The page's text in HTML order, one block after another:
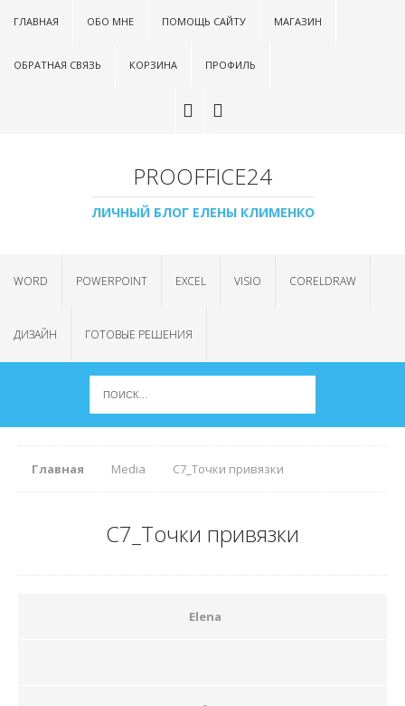
ГЛАВНАЯ ОБО МНЕ ПОМОЩЬ САЙТУ МАГАЗИН
ОБРАТНАЯ СВЯЗЬ КОРЗИНА ПРОФИЛЬ
PROOFFICE24
ЛИЧНЫЙ БЛОГ ЕЛЕНЫ КЛИМЕНКО
WORD POWERPOINT EXCEL VISIO CORELDRAW
ДИЗАЙН ГОТОВЫЕ РЕШЕНИЯ
Главная Media С7_Точки привязки
С7_Точки привязки
Elena